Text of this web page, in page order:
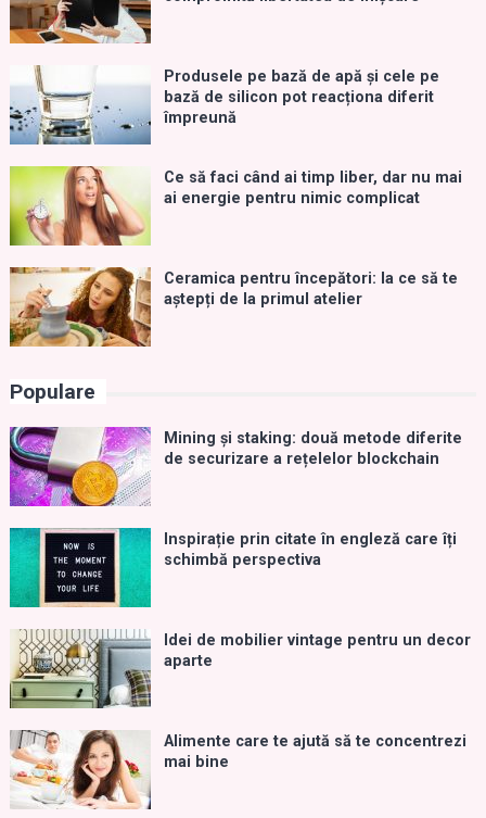
Produsele pe bază de apă și cele pe
bază de silicon pot reacționa diferit
împreună
Ce să faci când ai timp liber, dar nu mai
ai energie pentru nimic complicat
Ceramica pentru începători: la ce să te
aștepți de la primul atelier
Populare
Mining și staking: două metode diferite
de securizare a rețelelor blockchain
Inspirație prin citate în engleză care îți
schimbă perspectiva
Idei de mobilier vintage pentru un decor
aparte
Alimente care te ajută să te concentrezi
mai bine